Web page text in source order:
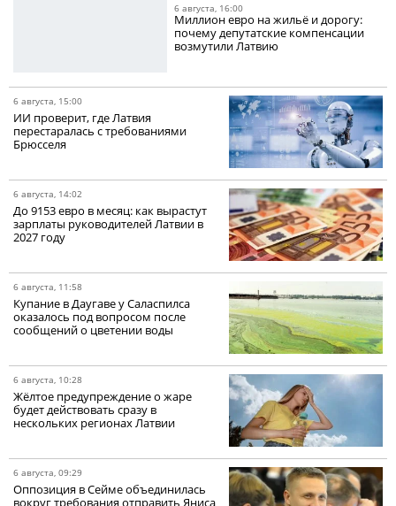
6 августа, 16:00
Миллион евро на жильё и дорогу:
почему депутатские компенсации
возмутили Латвию
6 августа, 15:00
ИИ проверит, где Латвия
перестаралась с требованиями
Брюсселя
6 августа, 14:02
До 9153 евро в месяц: как вырастут
зарплаты руководителей Латвии в
2027 году
6 августа, 11:58
Купание в Даугаве у Саласпилса
оказалось под вопросом после
сообщений о цветении воды
6 августа, 10:28
Жёлтое предупреждение о жаре
будет действовать сразу в
нескольких регионах Латвии
6 августа, 09:29
Оппозиция в Сейме объединилась
вокруг требования отправить Яниса